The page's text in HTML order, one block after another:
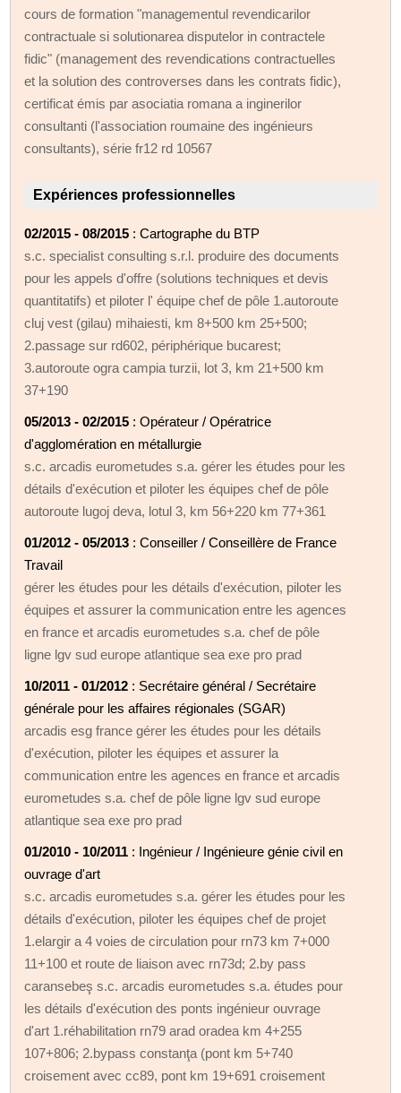
cours de formation "managementul revendicarilor
contractuale si solutionarea disputelor in contractele
fidic" (management des revendications contractuelles
et la solution des controverses dans les contrats fidic),
certificat émis par asociatia romana a inginerilor
consultanti (l'association roumaine des ingénieurs
consultants), série fr12 rd 10567
Expériences professionnelles
02/2015 - 08/2015 : Cartographe du BTP
s.c. specialist consulting s.r.l. produire des documents
pour les appels d'offre (solutions techniques et devis
quantitatifs) et piloter l' équipe chef de pôle 1.autoroute
cluj vest (gilau) mihaiesti, km 8+500 km 25+500;
2.passage sur rd602, périphérique bucarest;
3.autoroute ogra campia turzii, lot 3, km 21+500 km
37+190
05/2013 - 02/2015 : Opérateur / Opératrice
d'agglomération en métallurgie
s.c. arcadis eurometudes s.a. gérer les études pour les
détails d'exécution et piloter les équipes chef de pôle
autoroute lugoj deva, lotul 3, km 56+220 km 77+361
01/2012 - 05/2013 : Conseiller / Conseillère de France
Travail
gérer les études pour les détails d'exécution, piloter les
équipes et assurer la communication entre les agences
en france et arcadis eurometudes s.a. chef de pôle
ligne lgv sud europe atlantique sea exe pro prad
10/2011 - 01/2012 : Secrétaire général / Secrétaire
générale pour les affaires régionales (SGAR)
arcadis esg france gérer les études pour les détails
d'exécution, piloter les équipes et assurer la
communication entre les agences en france et arcadis
eurometudes s.a. chef de pôle ligne lgv sud europe
atlantique sea exe pro prad
01/2010 - 10/2011 : Ingénieur / Ingénieure génie civil en
ouvrage d'art
s.c. arcadis eurometudes s.a. gérer les études pour les
détails d'exécution, piloter les équipes chef de projet
1.elargir a 4 voies de circulation pour rn73 km 7+000
11+100 et route de liaison avec rn73d; 2.by pass
caransebeş s.c. arcadis eurometudes s.a. études pour
les détails d'exécution des ponts ingénieur ouvrage
d'art 1.réhabilitation rn79 arad oradea km 4+255
107+806; 2.bypass constanţa (pont km 5+740
croisement avec cc89, pont km 19+691 croisement